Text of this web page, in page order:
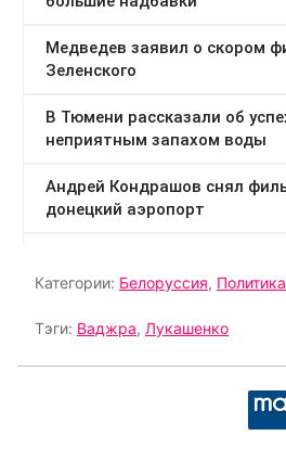
Категории: Белоруссия, Политика
Тэги: Ваджра, Лукашенко